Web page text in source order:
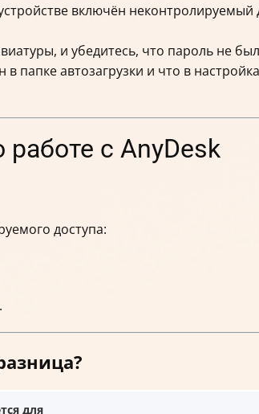
включён неконтролируемый
и убедитесь, что пароль не
папке автозагрузки и что в
с AnyDesk
доступа:
для